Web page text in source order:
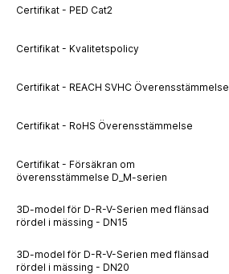
Certifikat - PED Cat2
Certifikat - Kvalitetspolicy
Certifikat - REACH SVHC Överensstämmelse
Certifikat - RoHS Överensstämmelse
Certifikat - Försäkran om
överensstämmelse D_M-serien
3D-model för D-R-V-Serien med flänsad
rördel i mässing - DN15
3D-model för D-R-V-Serien med flänsad
rördel i mässing - DN20